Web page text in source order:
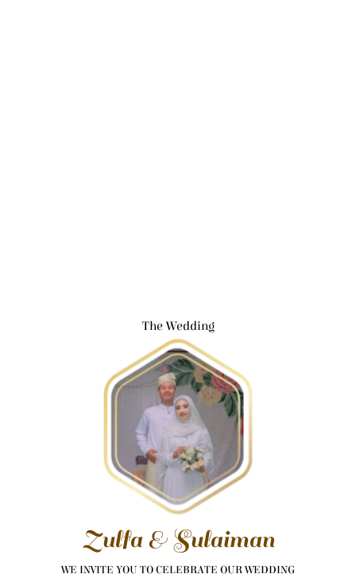
The Wedding
Zulfa & Sulaiman
WE INVITE YOU TO CELEBRATE OUR WEDDING